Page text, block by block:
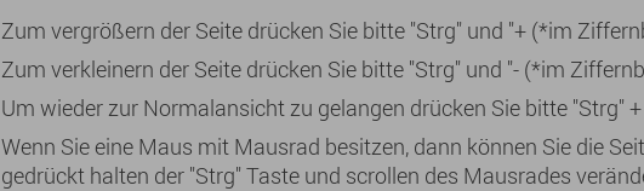
Zum vergrößern der Seite drücken Sie bitte "Strg" und "+ (*im
Zum verkleinern der Seite drücken Sie bitte "Strg" und "- (*im
Um wieder zur Normalansicht zu gelangen drücken Sie bitte "Strg" +
Wenn Sie eine Maus mit Mausrad besitzen, dann können Sie die
gedrückt halten der "Strg" Taste und scrollen des Mausrades